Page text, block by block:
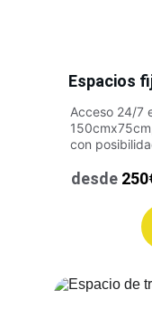
Espacios
Acceso 24/7
con
desde